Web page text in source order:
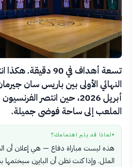
تسعة أهداف في 90
الملعب إلى ساحة فوضى جميلة.
● لماذا قد يثير اهتمامك؟
هذه ليست مباراة دفاع — هي إعلان أن
الملل. وإذا كنت تظن أن البايرن سيختمها